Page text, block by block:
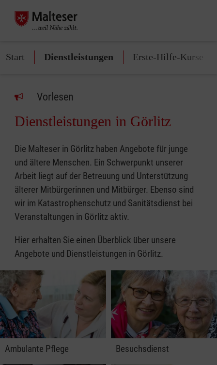
Start Dienstleistungen Erste-Hilfe-Kurse
Vorlesen
Dienstleistungen in Görlitz
Die Malteser in Görlitz haben Angebote für junge
und ältere Menschen. Ein Schwerpunkt unserer
Arbeit liegt auf der Betreuung und Unterstützung
älterer Mitbürgerinnen und Mitbürger. Ebenso sind
wir im Katastrophenschutz und Sanitätsdienst bei
Veranstaltungen in Görlitz aktiv.
Hier erhalten Sie einen Überblick über unsere
Angebote und Dienstleistungen in Görlitz.
Ambulante Pflege Besuchsdienst